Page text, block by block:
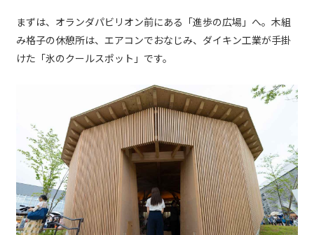
まずは、オランダパビリオン前にある「進歩の広場」へ。木組
み格子の休憩所は、エアコンでおなじみ、ダイキン工業が手掛
けた「氷のクールスポット」です。